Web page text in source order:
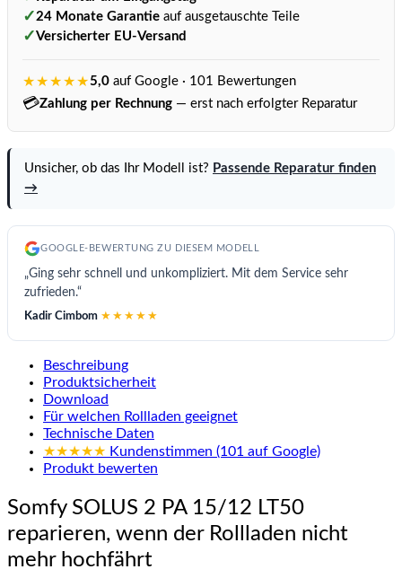
✓24 Monate Garantie auf ausgetauschte Teile
✓Versicherter EU-Versand
★★★★★5,0 auf Google · 101 Bewertungen
💳Zahlung per Rechnung — erst nach erfolgter Reparatur
Unsicher, ob das Ihr Modell ist? Passende Reparatur finden
→
GOOGLE-BEWERTUNG ZU DIESEM MODELL
„Ging sehr schnell und unkompliziert. Mit dem Service sehr
zufrieden.“
Kadir Cimbom ★★★★★
Beschreibung
Produktsicherheit
Download
Für welchen Rollladen geeignet
Technische Daten
★★★★★ Kundenstimmen (101 auf Google)
Produkt bewerten
Somfy SOLUS 2 PA 15/12 LT50
reparieren, wenn der Rollladen nicht
mehr hochfährt